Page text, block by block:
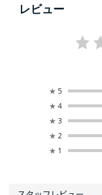
レビュー
★ 5
★ 4
★ 3
★ 2
★ 1